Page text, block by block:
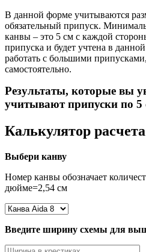
В данной форме учитываются
обязательный припуск.
канвы – это 5 см с каждой
припуска и будет учтена в
работать с большими
самостоятельно.
Результаты, которые вы
учитывают припуски по 5
Калькулятор
Выбери канву
Номер канвы обозначает
дюйме=2,54 см
Введите ширину схемы для